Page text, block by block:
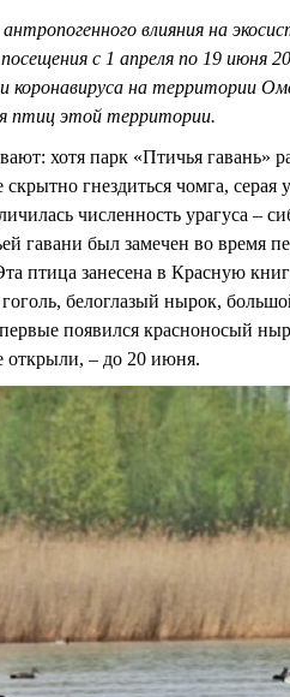
влияния на
с 1 апреля по 19 июня
коронавируса на территории
птиц этой территории.
хотя парк «Птичья гавань»
скрытно гнездиться чомга,
численность урагуса –
гавани был замечен во время
птица занесена в Красную
гоголь, белоглазый нырок,
появился красноносый
открыли, – до 20 июня.